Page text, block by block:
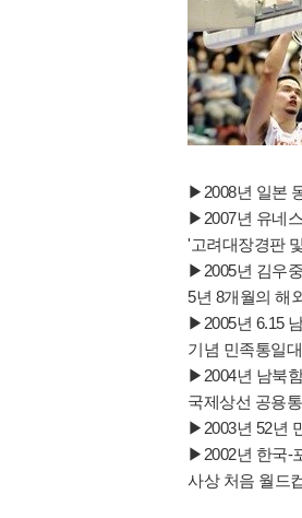
▶2008년 일본
▶2007년 유네
'고려대장경판
▶2005년 김우
5년 8개월의 해
▶2005년 6.15
기념 민족통일
▶2004년 남북
국제상선 공용
▶2003년 52년
▶2002년 한국-
사상 처음 월드